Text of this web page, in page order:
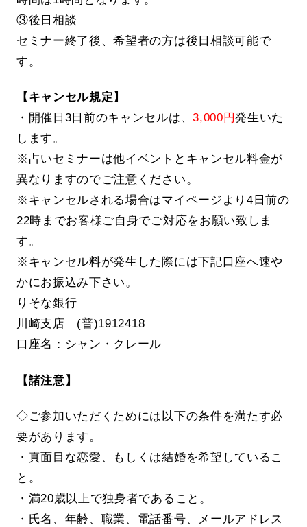
③後日相談
セミナー終了後、希望者の方は後日相談可能で
す。
【キャンセル規定】
・開催日3日前のキャンセルは、3,000円発生いた
します。
※占いセミナーは他イベントとキャンセル料金が
異なりますのでご注意ください。
※キャンセルされる場合はマイページより4日前の
22時までお客様ご自身でご対応をお願い致しま
す。
※キャンセル料が発生した際には下記口座へ速や
かにお振込み下さい。
りそな銀行
川崎支店 (普)1912418
口座名：シャン・クレール
【諸注意】
◇ご参加いただくためには以下の条件を満たす必
要があります。
・真面目な恋愛、もしくは結婚を希望しているこ
と。
・満20歳以上で独身者であること。
・氏名、年齢、職業、電話番号、メールアドレス